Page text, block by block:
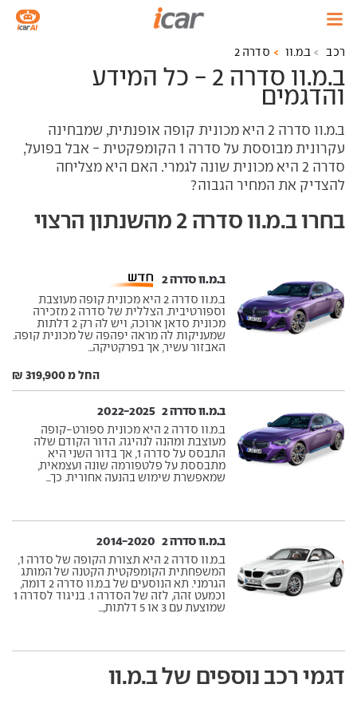
רכב ב.מ.וו סדרה 2
ב.מ.וו סדרה 2 - כל המידע
והדגמים
ב.מ.וו סדרה 2 היא מכונית קופה אופנתית, שמבחינה
עקרונית מבוססת על סדרה 1 הקומפקטית - אבל בפועל,
סדרה 2 היא מכונית שונה לגמרי. האם היא מצליחה
להצדיק את המחיר הגבוה?
בחרו ב.מ.וו סדרה 2 מהשנתון הרצוי
ב.מ.וו סדרה 2 ‏
ב.מ.וו סדרה 2 היא מכונית קופה מעוצבת
וספורטיבית. הצללית של סדרה 2 מזכירה
מכונית סדאן ארוכה, ויש לה רק 2 דלתות
שמעניקות לה מראה יפהפה של מכונית קופה.
האבזור עשיר, אך בפרקטיקה...
החל מ 319,900 ₪
ב.מ.וו סדרה 2 ‏ 2022-2025
ב.מ.וו סדרה 2 היא מכונית ספורט-קופה
מעוצבת ומהנה לנהיגה. הדור הקודם שלה
התבסס על סדרה 1, אך בדור השני היא
מתבססת על פלטפורמה שונה ועצמאית,
שמאפשרת שימוש בהנעה אחורית. כך...
ב.מ.וו סדרה 2 ‏ 2014-2020
ב.מ.וו סדרה 2 היא תצורת הקופה של סדרה 1,
המשפחתית הקומפקטית הקטנה של המותג
הגרמני. תא הנוסעים של ב.מ.וו סדרה 2 דומה,
וכמעט זהה, לזה של הסדרה 1. בניגוד לסדרה 1
שמוצעת עם 3 או 5 דלתות,...
דגמי רכב נוספים של ב.מ.וו